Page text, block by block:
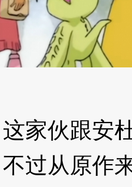
伙跟安杜
过从原作